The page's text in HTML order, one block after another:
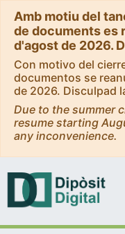
Amb motiu del
de documents es
d'agost de 2026.
Con motivo del
documentos se
de 2026. Disculpad
Due to the summer
resume starting
any inconvenience.